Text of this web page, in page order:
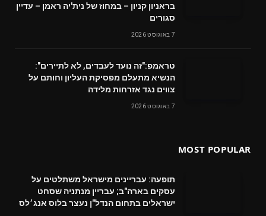
בראניון קניון – במחוז של נית'יה ראמן – עדיין
סגורים
7 באוגוסט 2026
טראמפ:"זה נועד לעבדים, לא לתיירים":
הנשיא מתעלם מפסיקת העליון וחותם על
צווים נגד אזרחות מלידה
7 באוגוסט 2026
MOST POPULAR
תופעה: עבריינים מישראל משתלטים על
עסקים בארה"ב; עבריין מנתניה שסחט
ישראלים בתחום הנדל"ן נעצר בלוס אנג׳לס